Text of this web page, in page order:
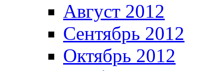
Август 2012
Сентябрь 2012
Октябрь 2012